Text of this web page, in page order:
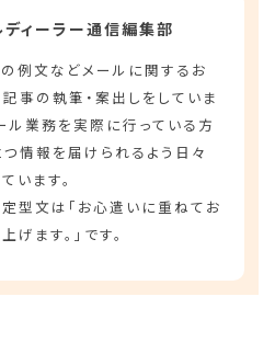
ディーラー通信編集部
例文などメールに関するお
事の執筆・案出しをしていま
ル業務を実際に行っている方
情報を届けられるよう日々
います。
型文は「お心遣いに重ねてお
げます。」です。